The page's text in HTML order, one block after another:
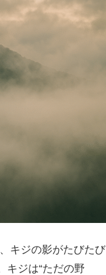
キジの影がたびたび
キジは“ただの野